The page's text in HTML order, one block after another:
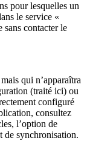
pour lesquelles un
le service «
sans contacter le
qui n’apparaîtra
(traité ici) ou
configuré
consultez
l’option de
de synchronisation.